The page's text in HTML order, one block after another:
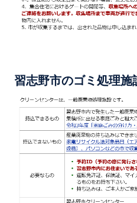
習志野市のゴミ処理施